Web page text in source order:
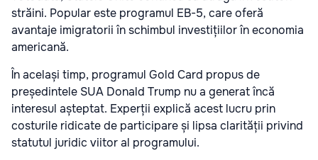
străini. Popular este programul EB-5, care oferă
avantaje imigratorii în schimbul investițiilor în economia
americană.
În același timp, programul Gold Card propus de
președintele SUA Donald Trump nu a generat încă
interesul așteptat. Experții explică acest lucru prin
costurile ridicate de participare și lipsa clarității privind
statutul juridic viitor al programului.